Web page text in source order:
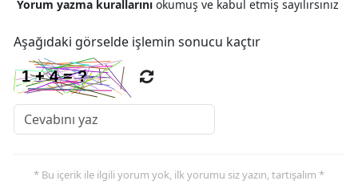
Yorum yazma kurallarını okumuş ve kabul etmiş sayılırsınız
Aşağıdaki görselde işlemin sonucu kaçtır
* Bu içerik ile ilgili yorum yok, ilk yorumu siz yazın, tartışalım *